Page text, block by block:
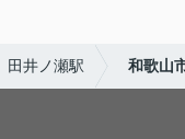
田井ノ瀬駅 和歌山